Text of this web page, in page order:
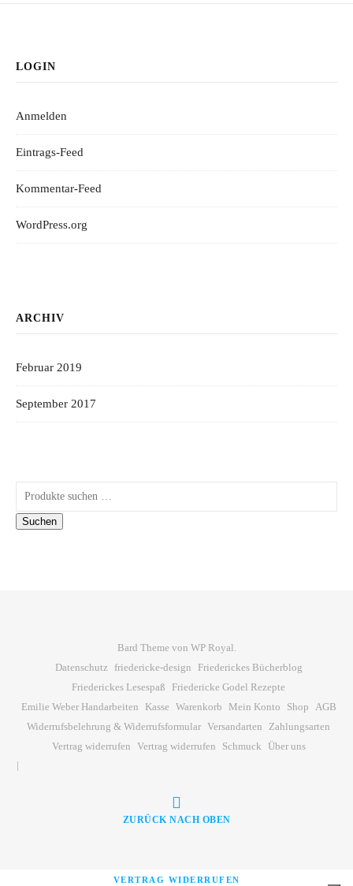
LOGIN
Anmelden
Eintrags-Feed
Kommentar-Feed
WordPress.org
ARCHIV
Februar 2019
September 2017
Suchen nach:
Suchen
Bard Theme von WP Royal.
Datenschutz
friedericke-design
Friederickes Bücherblog
Friederickes Lesespaß
Friedericke Godel Rezepte
Emilie Weber Handarbeiten
Kasse Warenkorb Mein Konto Shop AGB
Widerrufsbelehrung & Widerrufsformular Versandarten Zahlungsarten
Vertrag widerrufen Vertrag widerrufen Schmuck Über uns
ZURÜCK NACH OBEN
VERTRAG WIDERRUFEN